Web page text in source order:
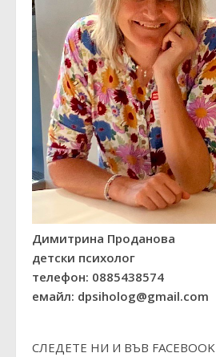
Димитрина Проданова
детски психолог
телефон: 0885438574
емайл: dpsiholog@gmail.com
СЛЕДЕТЕ НИ И ВЪВ FACEBOOK